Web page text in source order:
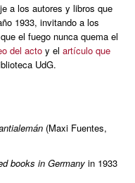
a los autores y libros que
1933, invitando a los
el fuego nunca quema el
del acto y el artículo que
UdG.
(Maxi Fuentes,
books in Germany in 1933